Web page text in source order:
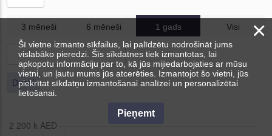
3 mēneši 6 mēneši 1 gads Visi
Dubai
×
Šī vietne izmanto sīkfailus, lai palīdzētu nodrošināt jums
vislabāko pieredzi. Šīs sīkdatnes tiek izmantotas, lai
apkopotu informāciju par to, kā jūs mijiedarbojaties ar mūsu
vietni, un ļautu mums jūs atcerēties. Izmantojot šo vietni, jūs
piekrītat sīkdatņu izmantošanai analīzei un personalizētai
lietošanai.
Pieņemt